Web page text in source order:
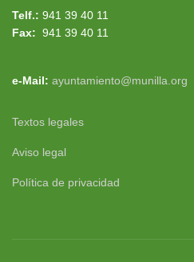
Telf.: 941 39 40 11
Fax: 941 39 40 11
e-Mail: ayuntamiento@munilla.org
Textos legales
Aviso legal
Política de privacidad